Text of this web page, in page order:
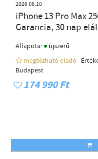
2026.08.10
iPhone 13 Pro Max
Garancia, 30 nap
Állapota: ● újszerű
megbízható eladó
Budapest
174 990 Ft